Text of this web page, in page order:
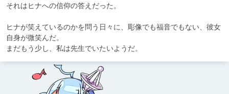
それはヒナへの信仰の答えだった。
ヒナが笑えているのかを問う日々に、彫像でも福音でもない、彼女
自身が微笑んだ。
まだもう少し、私は先生でいたいようだ。